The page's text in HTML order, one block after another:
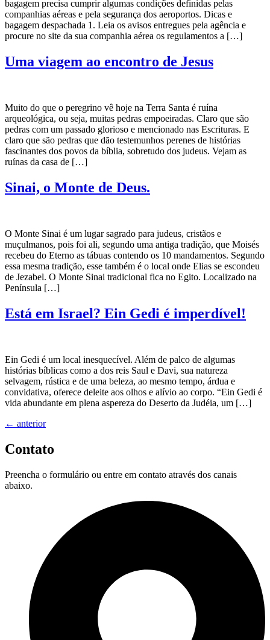
bagagem precisa cumprir algumas condições definidas pelas
companhias aéreas e pela segurança dos aeroportos. Dicas e
bagagem despachada 1. Leia os avisos entregues pela agência e
procure no site da sua companhia aérea os regulamentos a […]
Uma viagem ao encontro de Jesus
Muito do que o peregrino vê hoje na Terra Santa é ruína
arqueológica, ou seja, muitas pedras empoeiradas. Claro que são
pedras com um passado glorioso e mencionado nas Escrituras. E
claro que são pedras que dão testemunhos perenes de histórias
fascinantes dos povos da bíblia, sobretudo dos judeus. Vejam as
ruínas da casa de […]
Sinai, o Monte de Deus.
O Monte Sinai é um lugar sagrado para judeus, cristãos e
muçulmanos, pois foi ali, segundo uma antiga tradição, que Moisés
recebeu do Eterno as tábuas contendo os 10 mandamentos. Segundo
essa mesma tradição, esse também é o local onde Elias se escondeu
de Jezabel. O Monte Sinai tradicional fica no Egito. Localizado na
Península […]
Está em Israel? Ein Gedi é imperdível!
Ein Gedi é um local inesquecível. Além de palco de algumas
histórias bíblicas como a dos reis Saul e Davi, sua natureza
selvagem, rústica e de uma beleza, ao mesmo tempo, árdua e
convidativa, oferece deleite aos olhos e alívio ao corpo. “Ein Gedi é
vida abundante em plena aspereza do Deserto da Judéia, um […]
← anterior
Contato
Preencha o formulário ou entre em contato através dos canais
abaixo.